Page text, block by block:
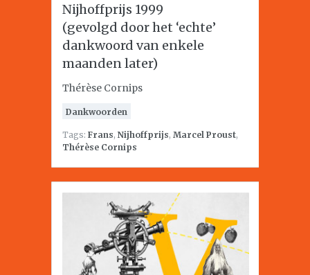
Nijhoffprijs 1999
(gevolgd door het ‘echte’
dankwoord van enkele
maanden later)
Thérèse Cornips
Dankwoorden
Tags: Frans, Nijhoffprijs, Marcel Proust,
Thérèse Cornips